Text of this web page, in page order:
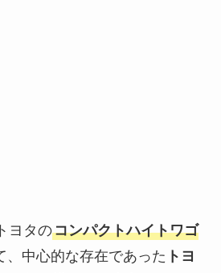
ヨタのコンパクトハイトワゴ
、中心的な存在であった トヨ